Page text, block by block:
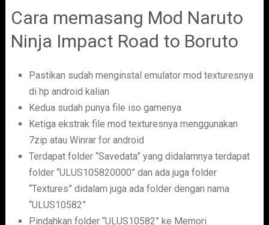
Cara memasang Mod Naruto
Ninja Impact Road to Boruto
Pastikan sudah menginstal emulator mod texturesnya
di hp android kalian
Kedua sudah punya file iso gamenya
Ketiga ekstrak file mod texturesnya menggunakan
7zip atau Winrar for android
Terdapat folder “Savedata” yang didalamnya terdapat
folder “ULUS105820000” dan ada juga folder
“Textures” didalam juga ada folder dengan nama
“ULUS10582”
Pindahkan folder “ULUS10582” ke Memori